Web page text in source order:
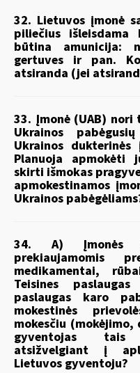
32. Lietuvos įmonė
piliečius
būtina amunicija:
gertuves ir pan.
atsiranda (jei
33. Įmonė (UAB)
Ukrainos
Ukrainos dukterinės
Planuoja apmokėti
skirti išmokas
apmokestinamos
Ukrainos
34. A) Įmonės
prekiaujamomis
medikamentai,
Teisines
paslaugas karo
mokestinės
mokesčiu
gyventojas tais
atsižvelgiant į
Lietuvos gyventoju?